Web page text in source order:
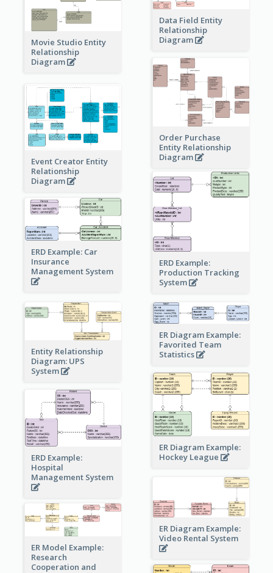
Data Field Entity
Relationship
Diagram
Movie Studio Entity
Relationship
Diagram
Order Purchase
Entity Relationship
Diagram
Event Creator Entity
Relationship
Diagram
ERD Example:
Production Tracking
System
ERD Example: Car
Insurance
Management System
Entity Relationship
Diagram: UPS
System
ER Diagram Example:
Favorited Team
Statistics
ER Diagram Example:
Hockey League
ERD Example:
Hospital
Management System
ER Diagram Example:
Video Rental System
ER Model Example:
Research
Cooperation and